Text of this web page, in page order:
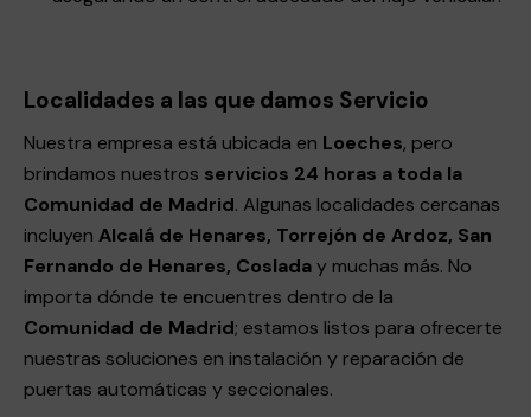
Localidades a las que damos Servicio
Nuestra empresa está ubicada en Loeches, pero
brindamos nuestros servicios 24 horas a toda la
Comunidad de Madrid. Algunas localidades cercanas
incluyen Alcalá de Henares, Torrejón de Ardoz, San
Fernando de Henares, Cosladay muchas más. No
importa dónde te encuentres dentro de la
Comunidad de Madrid; estamos listos para ofrecerte
nuestras soluciones en instalación y reparación de
puertas automáticas y seccionales.